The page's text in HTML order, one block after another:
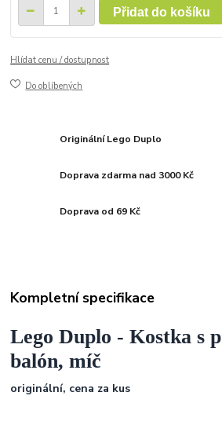
Přidat do košíku
Hlídat cenu / dostupnost
Do oblíbených
Originální Lego Duplo
Doprava zdarma nad 3000 Kč
Doprava od 69 Kč
Kompletní specifikace
Lego Duplo - Kostka s
balón, míč
originální, cena za kus